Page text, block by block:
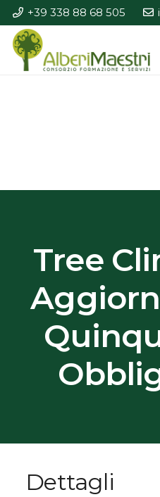
+39 338 88 68 505
Tree
Dettagli